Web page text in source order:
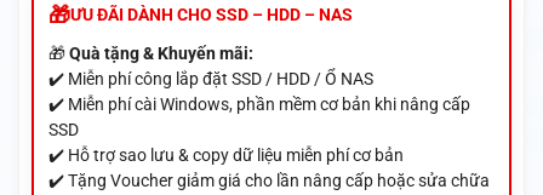
ƯU ĐÃI DÀNH CHO SSD – HDD – NAS
🎁Quà tặng & Khuyến mãi:
✔️ Miễn phí công lắp đặt SSD / HDD / Ổ NAS
✔️ Miễn phí cài Windows, phần mềm cơ bản khi nâng cấp
SSD
✔️ Hỗ trợ sao lưu & copy dữ liệu miễn phí cơ bản
✔️ Tặng Voucher giảm giá cho lần nâng cấp hoặc sửa chữa